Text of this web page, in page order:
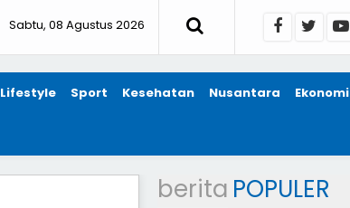
Sabtu, 08 Agustus 2026
Lifestyle Sport Kesehatan Nusantara Ekonomi
berita POPULER